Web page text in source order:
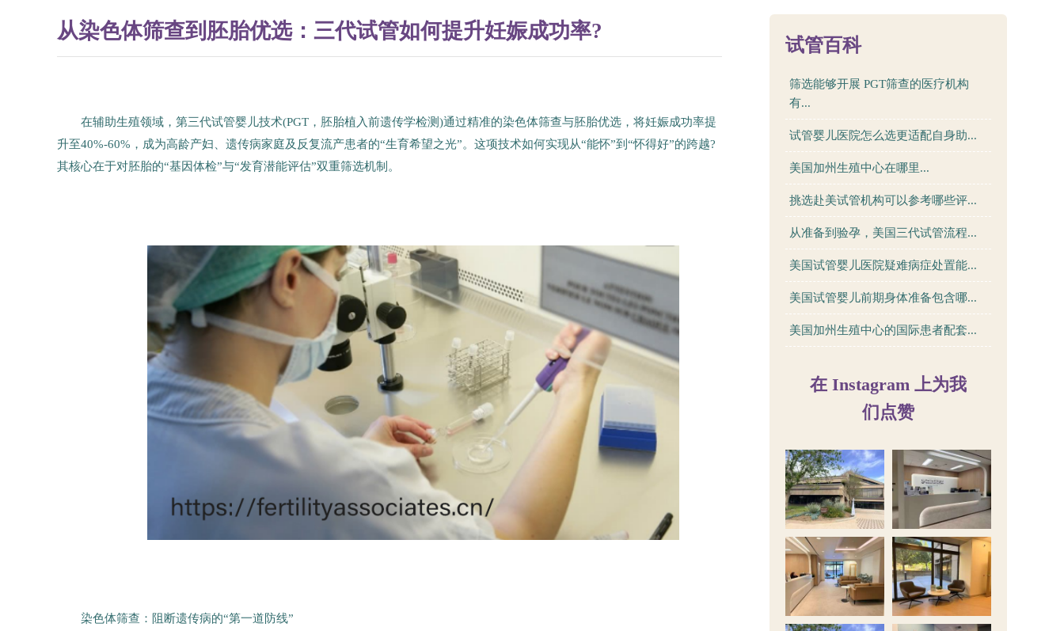
从染色体筛查到胚胎优选：三代试管如何提升妊娠成功率?
在辅助生殖领域，第三代试管婴儿技术(PGT，胚胎植入前遗传学检测)通过精准的染色体筛查与胚胎优选，将妊娠成功率提
升至40%-60%，成为高龄产妇、遗传病家庭及反复流产患者的“生育希望之光”。这项技术如何实现从“能怀”到“怀得好”的跨越?
其核心在于对胚胎的“基因体检”与“发育潜能评估”双重筛选机制。
染色体筛查：阻断遗传病的“第一道防线”
试管百科
筛选能够开展 PGT筛查的医疗机构
有...
试管婴儿医院怎么选更适配自身助...
美国加州生殖中心在哪里...
挑选赴美试管机构可以参考哪些评...
从准备到验孕，美国三代试管流程...
美国试管婴儿医院疑难病症处置能...
美国试管婴儿前期身体准备包含哪...
美国加州生殖中心的国际患者配套...
在 Instagram 上为我
们点赞